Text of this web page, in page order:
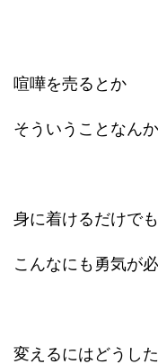
喧嘩を売るとか
そういうことなん
身に着けるだけでも
こんなにも勇気が
変えるにはどうし